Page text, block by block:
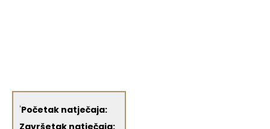
'Početak natječaja: